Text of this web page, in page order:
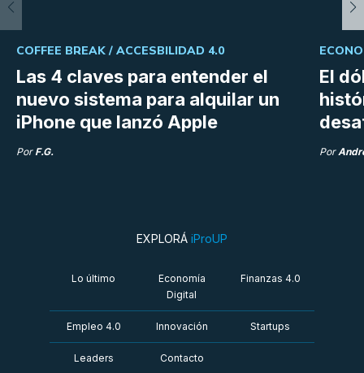
Las 4 claves para entender el
nuevo sistema para alquilar un
iPhone que lanzó Apple
COFFEE BREAK / ACCESBILIDAD 4.0
Por F.G.
El
Por
EXPLORÁ iProUP
Lo último
Economía
Digital
Finanzas 4.0
Empleo 4.0 Innovación Startups
Leaders Contacto